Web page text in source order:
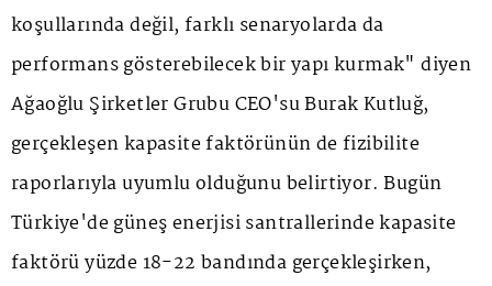
koşullarında değil, farklı senaryolarda da
performans gösterebilecek bir yapı kurmak" diyen
Ağaoğlu Şirketler Grubu CEO'su Burak Kutluğ,
gerçekleşen kapasite faktörünün de fizibilite
raporlarıyla uyumlu olduğunu belirtiyor. Bugün
Türkiye'de güneş enerjisi santrallerinde kapasite
faktörü yüzde 18-22 bandında gerçekleşirken,